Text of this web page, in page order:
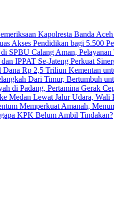
Kapolresta Banda
Akses Pendidikan bagi 5.500
SPBU Calang Aman, Pelayanan
IPPAT Se-Jateng Perkuat
Rp 2,5 Triliun Kementan
Dari Timur, Bertumbuh
di Padang, Pertamina Gerak
Medan Lewat Jalur Udara,
Memperkuat Amanah,
KPK Belum Ambil Tindakan?